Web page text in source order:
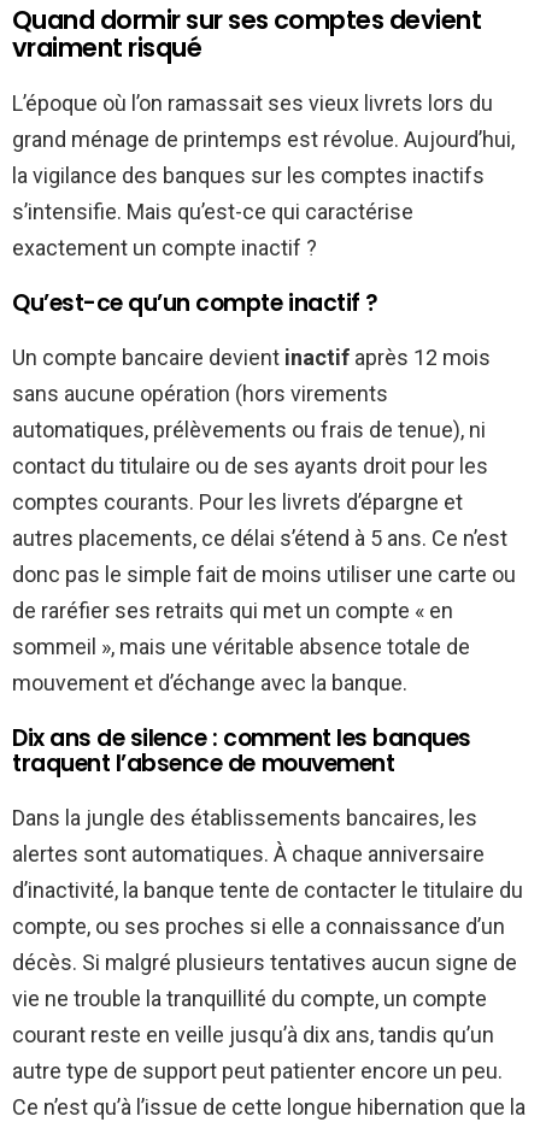
Quand dormir sur ses comptes devient
vraiment risqué
L’époque où l’on ramassait ses vieux livrets lors du
grand ménage de printemps est révolue. Aujourd’hui,
la vigilance des banques sur les comptes inactifs
s’intensifie. Mais qu’est-ce qui caractérise
exactement un compte inactif ?
Qu’est-ce qu’un compte inactif ?
Un compte bancaire devient inactif après 12 mois
sans aucune opération (hors virements
automatiques, prélèvements ou frais de tenue), ni
contact du titulaire ou de ses ayants droit pour les
comptes courants. Pour les livrets d’épargne et
autres placements, ce délai s’étend à 5 ans. Ce n’est
donc pas le simple fait de moins utiliser une carte ou
de raréfier ses retraits qui met un compte « en
sommeil », mais une véritable absence totale de
mouvement et d’échange avec la banque.
Dix ans de silence : comment les banques
traquent l’absence de mouvement
Dans la jungle des établissements bancaires, les
alertes sont automatiques. À chaque anniversaire
d’inactivité, la banque tente de contacter le titulaire du
compte, ou ses proches si elle a connaissance d’un
décès. Si malgré plusieurs tentatives aucun signe de
vie ne trouble la tranquillité du compte, un compte
courant reste en veille jusqu’à dix ans, tandis qu’un
autre type de support peut patienter encore un peu.
Ce n’est qu’à l’issue de cette longue hibernation que la